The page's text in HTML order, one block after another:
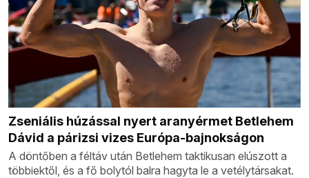
Zseniális húzással nyert aranyérmet Betlehem
Dávid a párizsi vizes Európa-bajnokságon
A döntőben a féltáv után Betlehem taktikusan elúszott a
többiektől, és a fő bolytól balra hagyta le a vetélytársakat.